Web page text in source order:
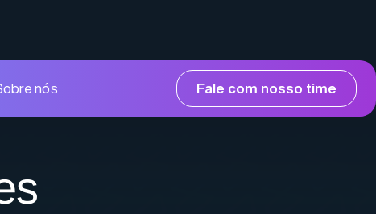
nós Fale com nosso time